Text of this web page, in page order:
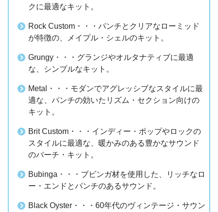
クに最適なキット。
Rock Custom・・・パンチとクリアなローミッド
が特徴の、メイプル・シェルのキット。
Grungy・・・グランジやオルタナティブに最適
な、シンプルなキット。
Metal・・・モダンでアグレッシブなスタイルに最
適な、パンチの効いたリズム・セクション向けの
キット。
Brit Custom・・・インディー・ポップやロックの
スタイルに最適な、暖かみのある豊かなサウンド
のバーチ・キット。
Bubinga・・・ブビンガ材を使用した、リッチなロ
ー・エンドとパンチのあるサウンド。
Black Oyster・・・60年代のヴィンテージ・サウン